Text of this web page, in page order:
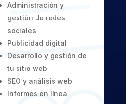
Administración y
gestión de redes
sociales
Publicidad digital
Desarrollo y gestión de
tu sitio web
SEO y análisis web
Informes en línea